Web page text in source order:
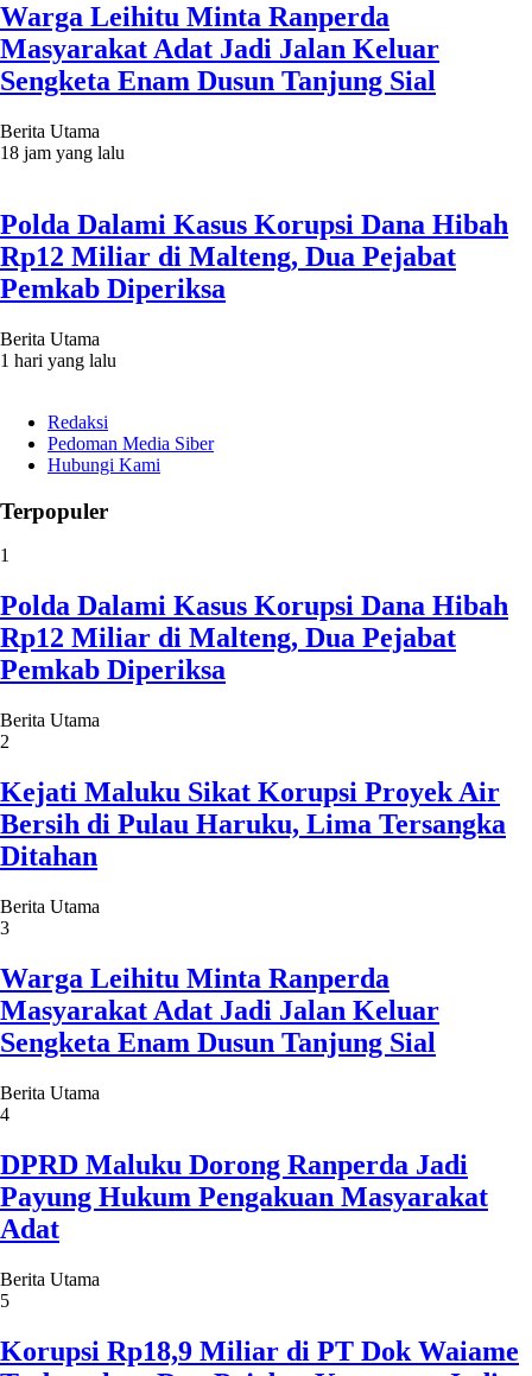
Warga Leihitu Minta Ranperda
Masyarakat Adat Jadi Jalan Keluar
Sengketa Enam Dusun Tanjung Sial
Berita Utama
18 jam yang lalu
Polda Dalami Kasus Korupsi Dana Hibah
Rp12 Miliar di Malteng, Dua Pejabat
Pemkab Diperiksa
Berita Utama
1 hari yang lalu
Redaksi
Pedoman Media Siber
Hubungi Kami
Terpopuler
1
Polda Dalami Kasus Korupsi Dana Hibah
Rp12 Miliar di Malteng, Dua Pejabat
Pemkab Diperiksa
Berita Utama
2
Kejati Maluku Sikat Korupsi Proyek Air
Bersih di Pulau Haruku, Lima Tersangka
Ditahan
Berita Utama
3
Warga Leihitu Minta Ranperda
Masyarakat Adat Jadi Jalan Keluar
Sengketa Enam Dusun Tanjung Sial
Berita Utama
4
DPRD Maluku Dorong Ranperda Jadi
Payung Hukum Pengakuan Masyarakat
Adat
Berita Utama
5
Korupsi Rp18,9 Miliar di PT Dok Waiame